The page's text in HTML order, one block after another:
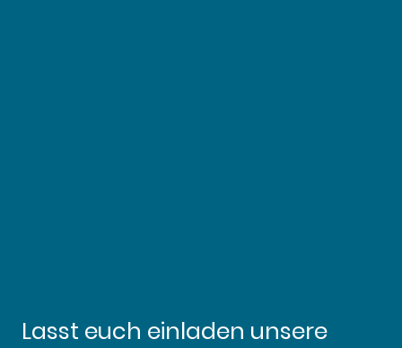
Lasst euch einladen unsere